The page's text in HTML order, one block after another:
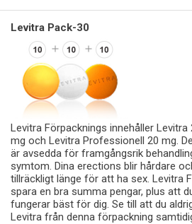
Levitra Pack-30
Levitra Förpacknings innehåller
mg och Levitra Professionell 20 mg.
är avsedda för framgångsrik
symtom. Dina erections blir hårdare
tillräckligt länge för att ha sex. Levitra
spara en bra summa pengar, plus att
fungerar bäst för dig. Se till att du
Levitra från denna förpackning